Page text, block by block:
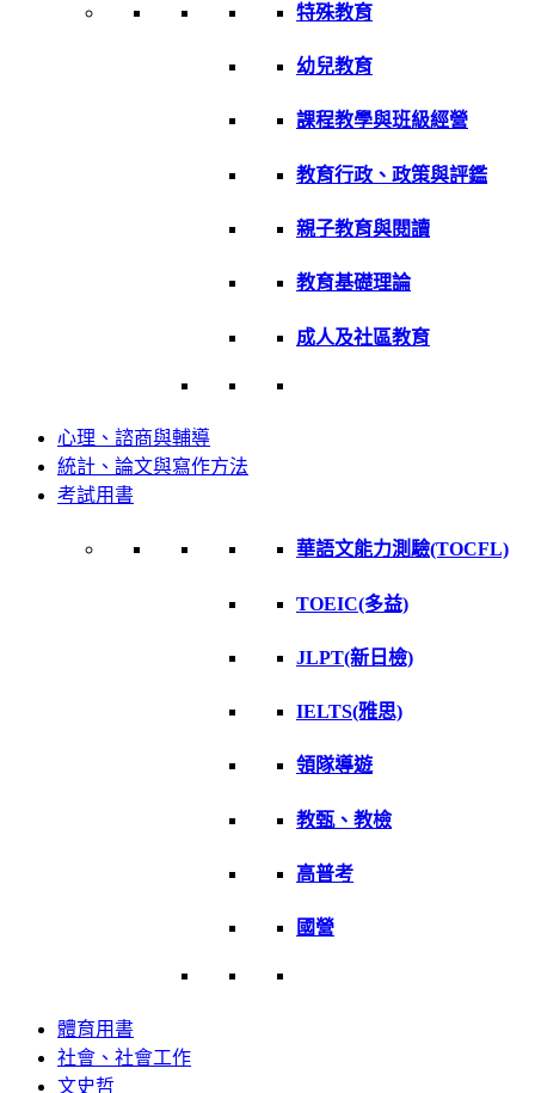
特殊教育
幼兒教育
課程教學與班級經營
教育行政、政策與評鑑
親子教育與閱讀
教育基礎理論
成人及社區教育
心理、諮商與輔導
統計、論文與寫作方法
考試用書
華語文能力測驗(TOCFL)
TOEIC(多益)
JLPT(新日檢)
IELTS(雅思)
領隊導遊
教甄、教檢
高普考
國營
體育用書
社會、社會工作
文史哲